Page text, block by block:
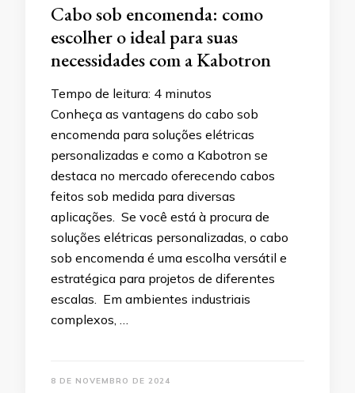
Cabo sob encomenda: como
escolher o ideal para suas
necessidades com a Kabotron
Tempo de leitura: 4 minutos
Conheça as vantagens do cabo sob
encomenda para soluções elétricas
personalizadas e como a Kabotron se
destaca no mercado oferecendo cabos
feitos sob medida para diversas
aplicações. Se você está à procura de
soluções elétricas personalizadas, o cabo
sob encomenda é uma escolha versátil e
estratégica para projetos de diferentes
escalas. Em ambientes industriais
complexos, …
8 DE NOVEMBRO DE 2024